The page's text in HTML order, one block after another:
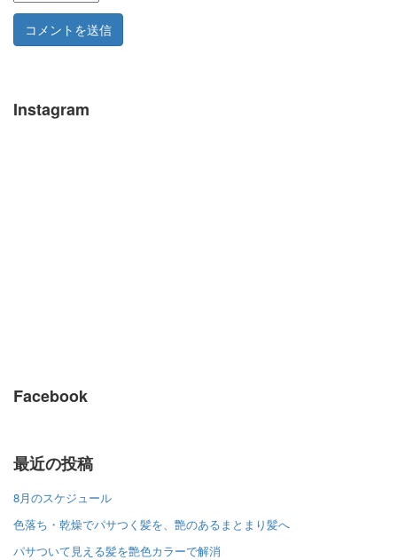
Instagram
Facebook
最近の投稿
8月のスケジュール
色落ち・乾燥でパサつく髪を、艶のあるまとまり髪へ
パサついて見える髪を艶色カラーで解消